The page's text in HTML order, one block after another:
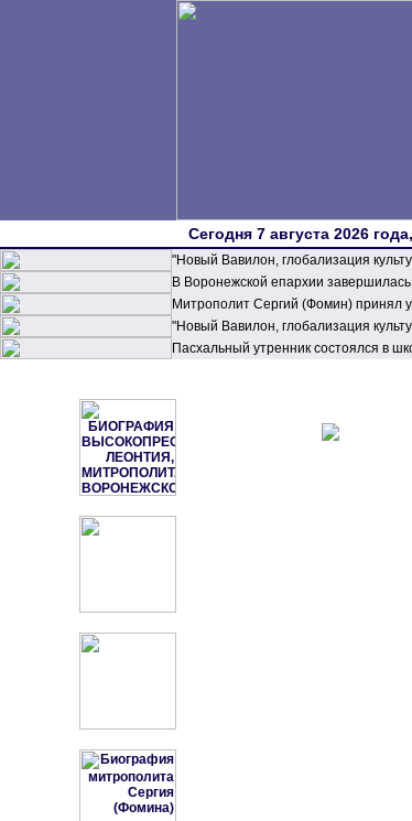
Сегодня 7 августа 2026
"Новый Вавилон, глобализация
В Воронежской епархии
Митрополит Сергий (Фомин) принял
"Новый Вавилон, глобализация
Пасхальный утренник состоялся в